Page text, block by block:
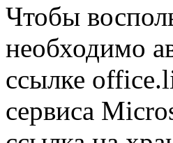
Чтобы
необходимо
ссылке
сервиса